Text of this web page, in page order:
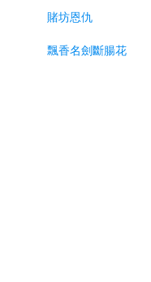
賭坊恩仇
飄香名劍斷腸花